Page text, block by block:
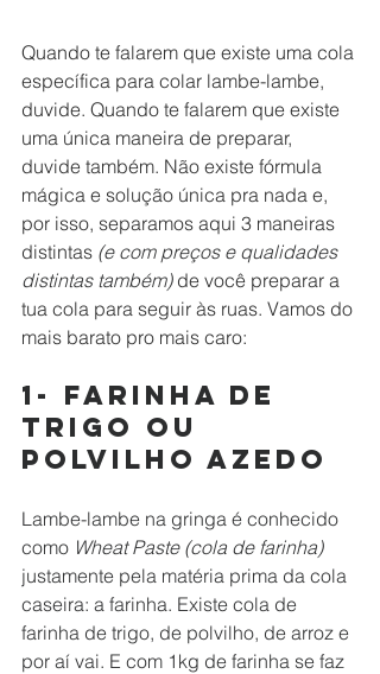
Quando te falarem que existe uma cola
específica para colar lambe-lambe,
duvide. Quando te falarem que existe
uma única maneira de preparar,
duvide também. Não existe fórmula
mágica e solução única pra nada e,
por isso, separamos aqui 3 maneiras
distintas (e com preços e qualidades
distintas também) de você preparar a
tua cola para seguir às ruas. Vamos do
mais barato pro mais caro:
1- Farinha de
Trigo ou
Polvilho Azedo
Lambe-lambe na gringa é conhecido
como Wheat Paste (cola de farinha)
justamente pela matéria prima da cola
caseira: a farinha. Existe cola de
farinha de trigo, de polvilho, de arroz e
por aí vai. E com 1kg de farinha se faz